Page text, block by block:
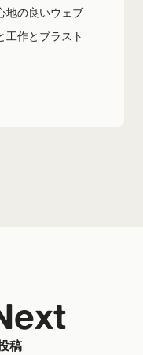
地の良いウェブ
工作とブラスト
稿